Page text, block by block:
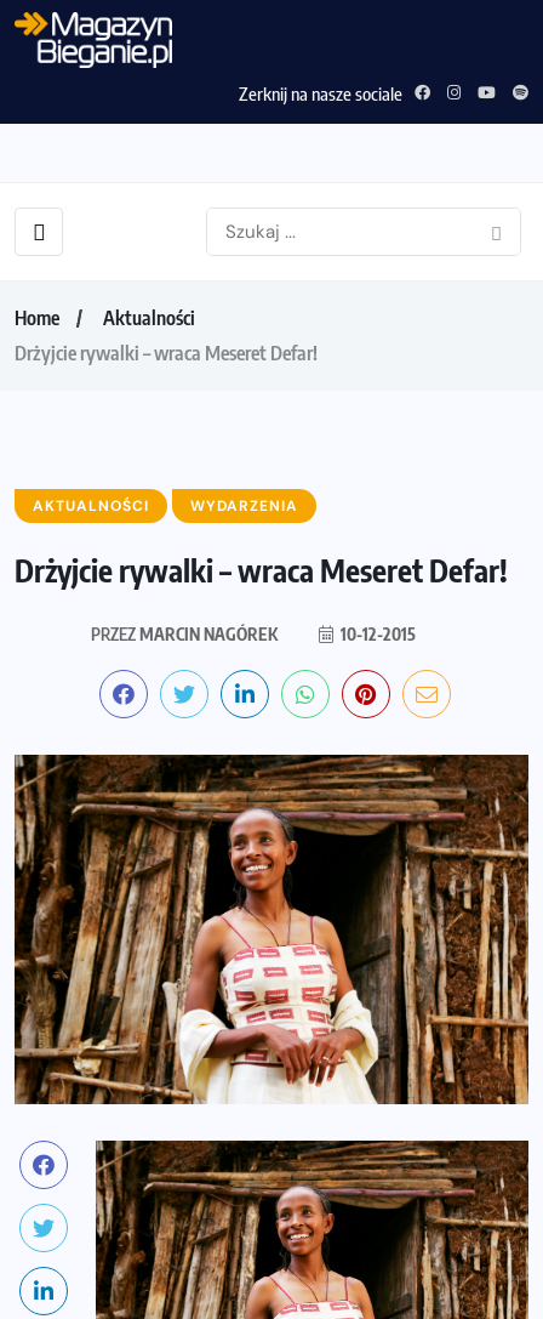
Zerknij na nasze sociale
Home
Aktualności
Drżyjcie rywalki – wraca Meseret Defar!
AKTUALNOŚCI WYDARZENIA
Drżyjcie rywalki – wraca Meseret Defar!
PRZEZMARCIN NAGÓREK 10-12-2015